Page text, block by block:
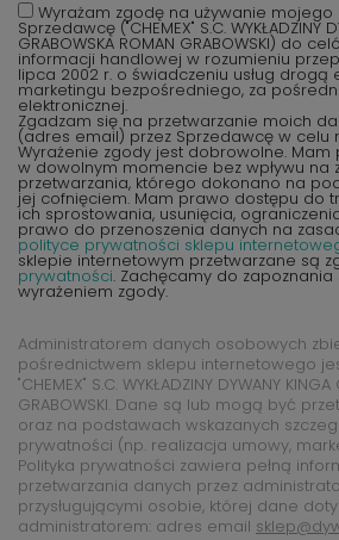
Wyrażam zgodę na używanie
Sprzedawcę ("CHEMEX" S.C. WYKŁADZINY
GRABOWSKA ROMAN GRABOWSKI) do
informacji handlowej w rozumieniu
lipca 2002 r. o świadczeniu usług drogą
marketingu bezpośredniego, za
elektronicznej.
Zgadzam się na przetwarzanie moich
(adres email) przez Sprzedawcę w celu
Wyrażenie zgody jest dobrowolne.
w dowolnym momencie bez wpływu na
przetwarzania, którego dokonano na
jej cofnięciem. Mam prawo dostępu do
ich sprostowania, usunięcia,
prawo do przenoszenia danych na
polityce prywatności sklepu
sklepie internetowym przetwarzane są
prywatności. Zachęcamy do zapoznania
wyrażeniem zgody.
Administratorem danych osobowych
pośrednictwem sklepu internetowego
"CHEMEX" S.C. WYKŁADZINY DYWANY
GRABOWSKI. Dane są lub mogą być
oraz na podstawach wskazanych
prywatności (np. realizacja umowy,
Polityka prywatności zawiera pełną
przetwarzania danych przez
przysługującymi osobie, której dane
administratorem: adres email